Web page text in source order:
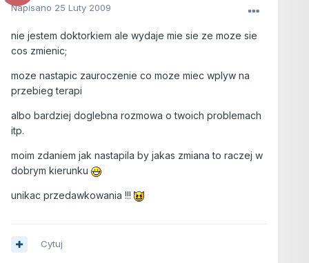
Napisano 25 Luty 2009
nie jestem doktorkiem ale wydaje mie sie ze moze sie
cos zmienic;
moze nastapic zauroczenie co moze miec wplyw na
przebieg terapi
albo bardziej doglebna rozmowa o twoich problemach
itp.
moim zdaniem jak nastapila by jakas zmiana to raczej w
dobrym kierunku
unikac przedawkowania !!!
Cytuj